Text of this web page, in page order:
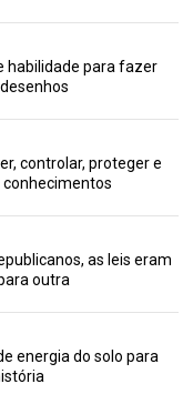
habilidade para fazer
controlar, proteger e
as leis eram
outra
energia do solo para